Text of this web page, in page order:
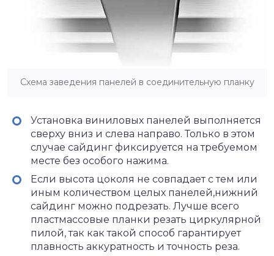
Схема заведения панелей в соединительную планку
Установка виниловых панелей выполняется
сверху вниз и слева направо. Только в этом
случае сайдинг фиксируется на требуемом
месте без особого нажима.
Если высота цоколя не совпадает с тем или
иным количеством целых панелей,нижний
сайдинг можно подрезать. Лучше всего
пластмассовые планки резать циркулярной
пилой, так как такой способ гарантирует
плавность аккуратность и точность реза.